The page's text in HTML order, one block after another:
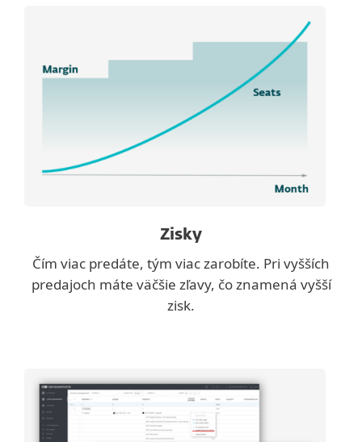
Zisky
Čím viac predáte, tým viac zarobíte. Pri vyšších
predajoch máte väčšie zľavy, čo znamená vyšší
zisk.